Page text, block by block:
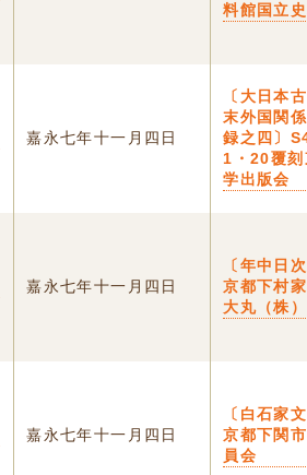
料館国立
嘉永七年十一月四日
〔大日本
末外国関
録之四〕
1・20覆刻
学出版会
嘉永七年十一月四日
〔年中日
京都下村
大丸（株）
嘉永七年十一月四日
〔白石家
京都下関
員会